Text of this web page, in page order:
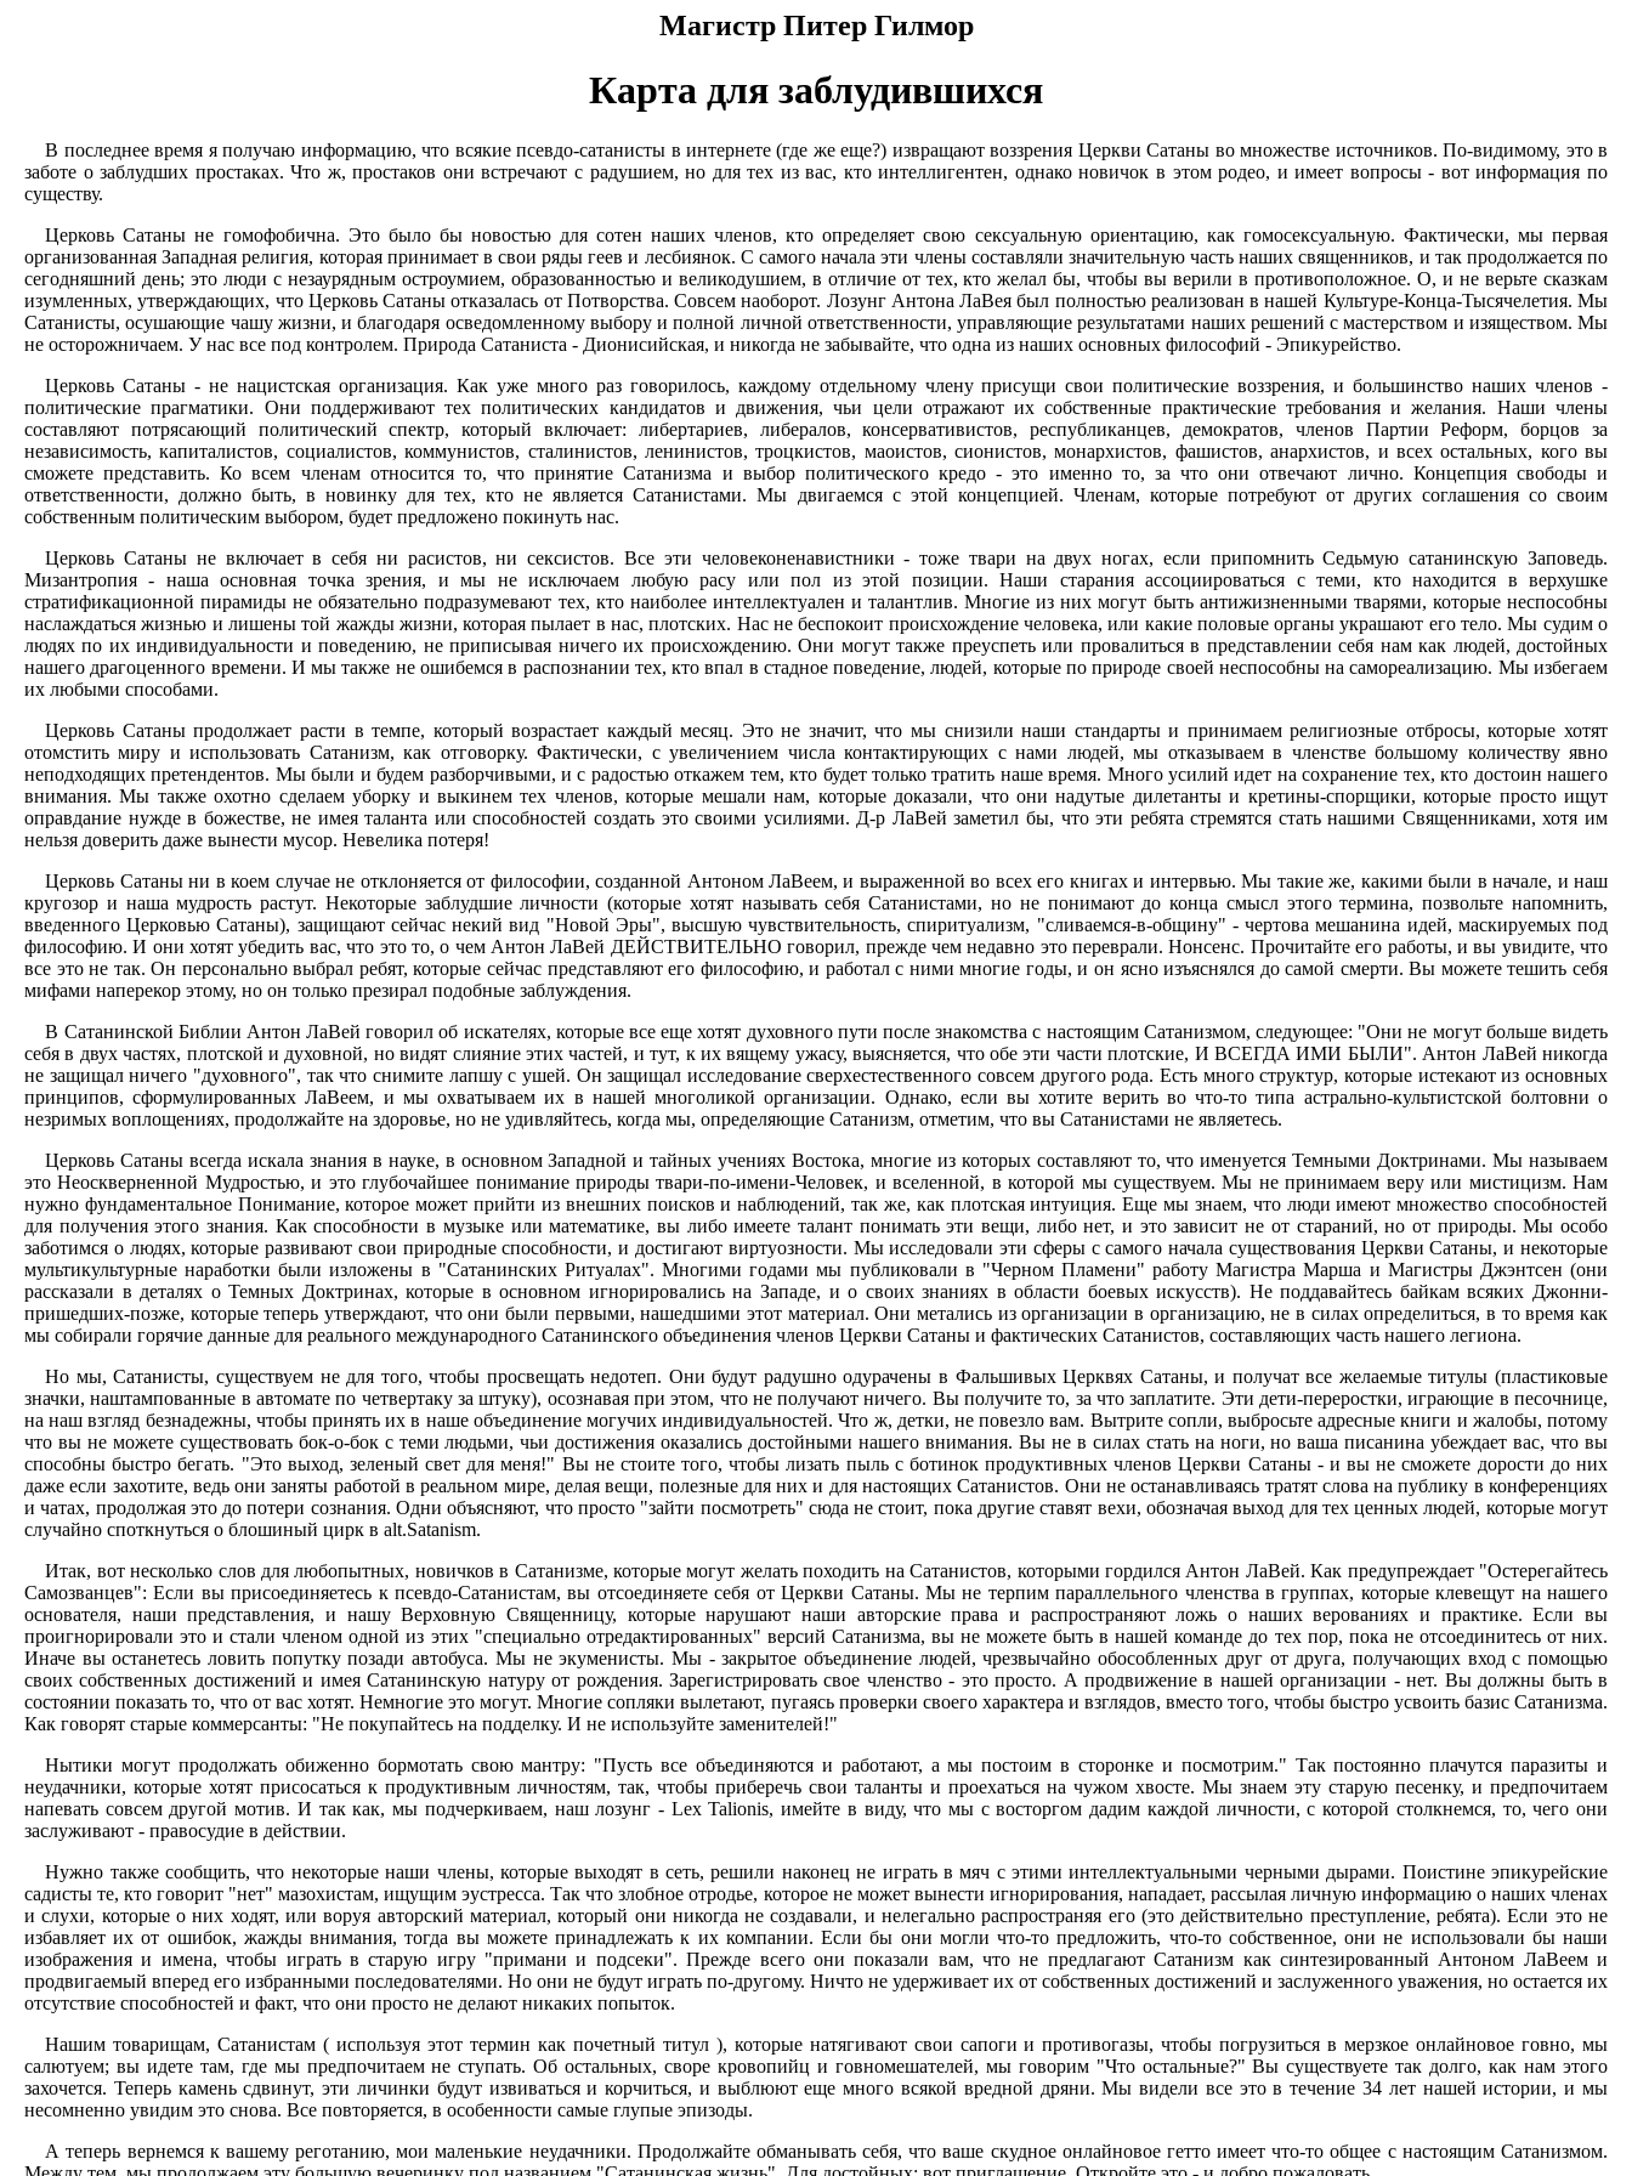
Магистр Питер Гилмор
Карта для заблудившихся
В последнее время я получаю информацию, что всякие псевдо-сатанисты в интернете (где же еще?) извращают воззрения Церкви Сатаны во множестве источников. По-видимому, это в
заботе о заблудших простаках. Что ж, простаков они встречают с радушием, но для тех из вас, кто интеллигентен, однако новичок в этом родео, и имеет вопросы - вот информация по
существу.
Церковь Сатаны не гомофобична. Это было бы новостью для сотен наших членов, кто определяет свою сексуальную ориентацию, как гомосексуальную. Фактически, мы первая
организованная Западная религия, которая принимает в свои ряды геев и лесбиянок. С самого начала эти члены составляли значительную часть наших священников, и так продолжается по
сегодняшний день; это люди с незаурядным остроумием, образованностью и великодушием, в отличие от тех, кто желал бы, чтобы вы верили в противоположное. О, и не верьте сказкам
изумленных, утверждающих, что Церковь Сатаны отказалась от Потворства. Совсем наоборот. Лозунг Антона ЛаВея был полностью реализован в нашей Культуре-Конца-Тысячелетия. Мы
Сатанисты, осушающие чашу жизни, и благодаря осведомленному выбору и полной личной ответственности, управляющие результатами наших решений с мастерством и изяществом. Мы
не осторожничаем. У нас все под контролем. Природа Сатаниста - Дионисийская, и никогда не забывайте, что одна из наших основных философий - Эпикурейство.
Церковь Сатаны - не нацистская организация. Как уже много раз говорилось, каждому отдельному члену присущи свои политические воззрения, и большинство наших членов -
политические прагматики. Они поддерживают тех политических кандидатов и движения, чьи цели отражают их собственные практические требования и желания. Наши члены
составляют потрясающий политический спектр, который включает: либертариев, либералов, консервативистов, республиканцев, демократов, членов Партии Реформ, борцов за
независимость, капиталистов, социалистов, коммунистов, сталинистов, ленинистов, троцкистов, маоистов, сионистов, монархистов, фашистов, анархистов, и всех остальных, кого вы
сможете представить. Ко всем членам относится то, что принятие Сатанизма и выбор политического кредо - это именно то, за что они отвечают лично. Концепция свободы и
ответственности, должно быть, в новинку для тех, кто не является Сатанистами. Мы двигаемся с этой концепцией. Членам, которые потребуют от других соглашения со своим
собственным политическим выбором, будет предложено покинуть нас.
Церковь Сатаны не включает в себя ни расистов, ни сексистов. Все эти человеконенавистники - тоже твари на двух ногах, если припомнить Седьмую сатанинскую Заповедь.
Мизантропия - наша основная точка зрения, и мы не исключаем любую расу или пол из этой позиции. Наши старания ассоциироваться с теми, кто находится в верхушке
стратификационной пирамиды не обязательно подразумевают тех, кто наиболее интеллектуален и талантлив. Многие из них могут быть антижизненными тварями, которые неспособны
наслаждаться жизнью и лишены той жажды жизни, которая пылает в нас, плотских. Нас не беспокоит происхождение человека, или какие половые органы украшают его тело. Мы судим о
людях по их индивидуальности и поведению, не приписывая ничего их происхождению. Они могут также преуспеть или провалиться в представлении себя нам как людей, достойных
нашего драгоценного времени. И мы также не ошибемся в распознании тех, кто впал в стадное поведение, людей, которые по природе своей неспособны на самореализацию. Мы избегаем
их любыми способами.
Церковь Сатаны продолжает расти в темпе, который возрастает каждый месяц. Это не значит, что мы снизили наши стандарты и принимаем религиозные отбросы, которые хотят
отомстить миру и использовать Сатанизм, как отговорку. Фактически, с увеличением числа контактирующих с нами людей, мы отказываем в членстве большому количеству явно
неподходящих претендентов. Мы были и будем разборчивыми, и с радостью откажем тем, кто будет только тратить наше время. Много усилий идет на сохранение тех, кто достоин нашего
внимания. Мы также охотно сделаем уборку и выкинем тех членов, которые мешали нам, которые доказали, что они надутые дилетанты и кретины-спорщики, которые просто ищут
оправдание нужде в божестве, не имея таланта или способностей создать это своими усилиями. Д-р ЛаВей заметил бы, что эти ребята стремятся стать нашими Священниками, хотя им
нельзя доверить даже вынести мусор. Невелика потеря!
Церковь Сатаны ни в коем случае не отклоняется от философии, созданной Антоном ЛаВеем, и выраженной во всех его книгах и интервью. Мы такие же, какими были в начале, и наш
кругозор и наша мудрость растут. Некоторые заблудшие личности (которые хотят называть себя Сатанистами, но не понимают до конца смысл этого термина, позвольте напомнить,
введенного Церковью Сатаны), защищают сейчас некий вид "Новой Эры", высшую чувствительность, спиритуализм, "сливаемся-в-общину" - чертова мешанина идей, маскируемых под
философию. И они хотят убедить вас, что это то, о чем Антон ЛаВей ДЕЙСТВИТЕЛЬНО говорил, прежде чем недавно это переврали. Нонсенс. Прочитайте его работы, и вы увидите, что
все это не так. Он персонально выбрал ребят, которые сейчас представляют его философию, и работал с ними многие годы, и он ясно изъяснялся до самой смерти. Вы можете тешить себя
мифами наперекор этому, но он только презирал подобные заблуждения.
В Сатанинской Библии Антон ЛаВей говорил об искателях, которые все еще хотят духовного пути после знакомства с настоящим Сатанизмом, следующее: "Они не могут больше видеть
себя в двух частях, плотской и духовной, но видят слияние этих частей, и тут, к их вящему ужасу, выясняется, что обе эти части плотские, И ВСЕГДА ИМИ БЫЛИ". Антон ЛаВей никогда
не защищал ничего "духовного", так что снимите лапшу с ушей. Он защищал исследование сверхестественного совсем другого рода. Есть много структур, которые истекают из основных
принципов, сформулированных ЛаВеем, и мы охватываем их в нашей многоликой организации. Однако, если вы хотите верить во что-то типа астрально-культистской болтовни о
незримых воплощениях, продолжайте на здоровье, но не удивляйтесь, когда мы, определяющие Сатанизм, отметим, что вы Сатанистами не являетесь.
Церковь Сатаны всегда искала знания в науке, в основном Западной и тайных учениях Востока, многие из которых составляют то, что именуется Темными Доктринами. Мы называем
это Неоскверненной Мудростью, и это глубочайшее понимание природы твари-по-имени-Человек, и вселенной, в которой мы существуем. Мы не принимаем веру или мистицизм. Нам
нужно фундаментальное Понимание, которое может прийти из внешних поисков и наблюдений, так же, как плотская интуиция. Еще мы знаем, что люди имеют множество способностей
для получения этого знания. Как способности в музыке или математике, вы либо имеете талант понимать эти вещи, либо нет, и это зависит не от стараний, но от природы. Мы особо
заботимся о людях, которые развивают свои природные способности, и достигают виртуозности. Мы исследовали эти сферы с самого начала существования Церкви Сатаны, и некоторые
мультикультурные наработки были изложены в "Сатанинских Ритуалах". Многими годами мы публиковали в "Черном Пламени" работу Магистра Марша и Магистры Джэнтсен (они
рассказали в деталях о Темных Доктринах, которые в основном игнорировались на Западе, и о своих знаниях в области боевых искусств). Не поддавайтесь байкам всяких Джонни-
пришедших-позже, которые теперь утверждают, что они были первыми, нашедшими этот материал. Они метались из организации в организацию, не в силах определиться, в то время как
мы собирали горячие данные для реального международного Сатанинского объединения членов Церкви Сатаны и фактических Сатанистов, составляющих часть нашего легиона.
Но мы, Сатанисты, существуем не для того, чтобы просвещать недотеп. Они будут радушно одурачены в Фальшивых Церквях Сатаны, и получат все желаемые титулы (пластиковые
значки, наштампованные в автомате по четвертаку за штуку), осознавая при этом, что не получают ничего. Вы получите то, за что заплатите. Эти дети-переростки, играющие в песочнице,
на наш взгляд безнадежны, чтобы принять их в наше объединение могучих индивидуальностей. Что ж, детки, не повезло вам. Вытрите сопли, выбросьте адресные книги и жалобы, потому
что вы не можете существовать бок-о-бок с теми людьми, чьи достижения оказались достойными нашего внимания. Вы не в силах стать на ноги, но ваша писанина убеждает вас, что вы
способны быстро бегать. "Это выход, зеленый свет для меня!" Вы не стоите того, чтобы лизать пыль с ботинок продуктивных членов Церкви Сатаны - и вы не сможете дорости до них
даже если захотите, ведь они заняты работой в реальном мире, делая вещи, полезные для них и для настоящих Сатанистов. Они не останавливаясь тратят слова на публику в конференциях
и чатах, продолжая это до потери сознания. Одни объясняют, что просто "зайти посмотреть" сюда не стоит, пока другие ставят вехи, обозначая выход для тех ценных людей, которые могут
случайно споткнуться о блошиный цирк в alt.Satanism.
Итак, вот несколько слов для любопытных, новичков в Сатанизме, которые могут желать походить на Сатанистов, которыми гордился Антон ЛаВей. Как предупреждает "Остерегайтесь
Самозванцев": Если вы присоединяетесь к псевдо-Сатанистам, вы отсоединяете себя от Церкви Сатаны. Мы не терпим параллельного членства в группах, которые клевещут на нашего
основателя, наши представления, и нашу Верховную Священницу, которые нарушают наши авторские права и распространяют ложь о наших верованиях и практике. Если вы
проигнорировали это и стали членом одной из этих "специально отредактированных" версий Сатанизма, вы не можете быть в нашей команде до тех пор, пока не отсоединитесь от них.
Иначе вы останетесь ловить попутку позади автобуса. Мы не экуменисты. Мы - закрытое объединение людей, чрезвычайно обособленных друг от друга, получающих вход с помощью
своих собственных достижений и имея Сатанинскую натуру от рождения. Зарегистрировать свое членство - это просто. А продвижение в нашей организации - нет. Вы должны быть в
состоянии показать то, что от вас хотят. Немногие это могут. Многие сопляки вылетают, пугаясь проверки своего характера и взглядов, вместо того, чтобы быстро усвоить базис Сатанизма.
Как говорят старые коммерсанты: "Не покупайтесь на подделку. И не используйте заменителей!"
Нытики могут продолжать обиженно бормотать свою мантру: "Пусть все объединяются и работают, а мы постоим в сторонке и посмотрим." Так постоянно плачутся паразиты и
неудачники, которые хотят присосаться к продуктивным личностям, так, чтобы приберечь свои таланты и проехаться на чужом хвосте. Мы знаем эту старую песенку, и предпочитаем
напевать совсем другой мотив. И так как, мы подчеркиваем, наш лозунг - Lex Talionis, имейте в виду, что мы с восторгом дадим каждой личности, с которой столкнемся, то, чего они
заслуживают - правосудие в действии.
Нужно также сообщить, что некоторые наши члены, которые выходят в сеть, решили наконец не играть в мяч с этими интеллектуальными черными дырами. Поистине эпикурейские
садисты те, кто говорит "нет" мазохистам, ищущим эустресса. Так что злобное отродье, которое не может вынести игнорирования, нападает, рассылая личную информацию о наших членах
и слухи, которые о них ходят, или воруя авторский материал, который они никогда не создавали, и нелегально распространяя его (это действительно преступление, ребята). Если это не
избавляет их от ошибок, жажды внимания, тогда вы можете принадлежать к их компании. Если бы они могли что-то предложить, что-то собственное, они не использовали бы наши
изображения и имена, чтобы играть в старую игру "примани и подсеки". Прежде всего они показали вам, что не предлагают Сатанизм как синтезированный Антоном ЛаВеем и
продвигаемый вперед его избранными последователями. Но они не будут играть по-другому. Ничто не удерживает их от собственных достижений и заслуженного уважения, но остается их
отсутствие способностей и факт, что они просто не делают никаких попыток.
Нашим товарищам, Сатанистам ( используя этот термин как почетный титул ), которые натягивают свои сапоги и противогазы, чтобы погрузиться в мерзкое онлайновое говно, мы
салютуем; вы идете там, где мы предпочитаем не ступать. Об остальных, своре кровопийц и говномешателей, мы говорим "Что остальные?" Вы существуете так долго, как нам этого
захочется. Теперь камень сдвинут, эти личинки будут извиваться и корчиться, и выблюют еще много всякой вредной дряни. Мы видели все это в течение 34 лет нашей истории, и мы
несомненно увидим это снова. Все повторяется, в особенности самые глупые эпизоды.
А теперь вернемся к вашему реготанию, мои маленькие неудачники. Продолжайте обманывать себя, что ваше скудное онлайновое гетто имеет что-то общее с настоящим Сатанизмом.